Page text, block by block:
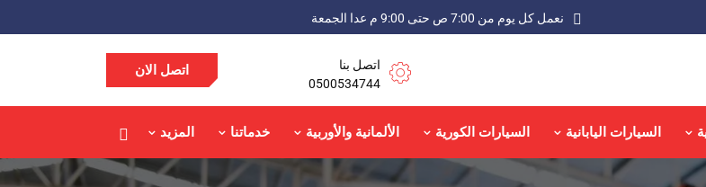
نعمل كل يوم من 7:00 ص حتى 9:00 م عدا الجمعة
اتصل بنا
0500534744
اتصل الان
السيارات اليابانية السيارات الكورية الألمانية والأوربية خدماتنا المزيد